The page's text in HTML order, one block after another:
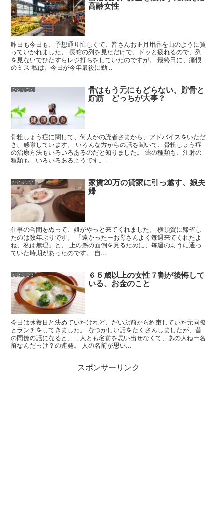
高齢女性
昨日も今日も、予想通り忙しくて、皆さんお正月用品を山のように買
っていかれました。 長蛇の列を見ただけで、ドッと疲れるので、列
を見ないでひたすらレジ打ちをしていたのですが。 最終日に、痛恨
のミス 私は、今日が今年最後に勤...
ひとりごと 骨はもう元にもどらない、貯骨と
貯筋 どっちが大事？
骨粗しょう症に関して、何人かの読者さまから、アドバイスをいただ
き、感謝しています。 いろんな方からの話を聞いて、骨粗しょう症
の治療方法もいろいろあるのだと知りました。 薬の種類も、注射の
種類も、いろいろあるようです。 ...
ひとりごと 家賃20万の貸家に引っ越す、娘夫
婦
仕事の合間をぬって、娘がやっと来てくれました。 横須賀に帰省し
たのは数年ぶりです。 「遠かったーお母さんよく毎週来てくれたよ
ね、私は無理」と。 上の孫の面倒を見るために、毎週のように通っ
ていた時期があったのです。 自...
ひとりごと ６５歳以上の女性７割が後悔して
いる、お金のこと
今日は休養日と決めていたけれど、だいぶ前から約束していた元同僚
とランチをしてきました。 なつかしい話をたくさんしましたが、昔
の同僚の話になると、二人とも名前を思い出せなくて、あの人ねー名
前なんだっけ？の連発。 人の名前が思い...
スポンサーリンク